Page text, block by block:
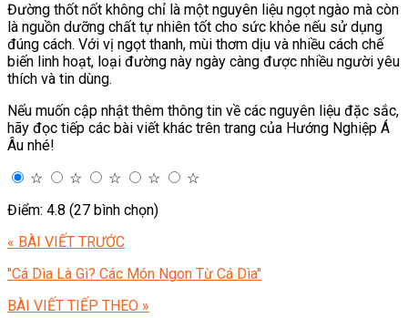
Đường thốt nốt không chỉ là một nguyên liệu ngọt ngào mà còn
là nguồn dưỡng chất tự nhiên tốt cho sức khỏe nếu sử dụng
đúng cách. Với vị ngọt thanh, mùi thơm dịu và nhiều cách chế
biến linh hoạt, loại đường này ngày càng được nhiều người yêu
thích và tin dùng.
Nếu muốn cập nhật thêm thông tin về các nguyên liệu đặc sắc,
hãy đọc tiếp các bài viết khác trên trang của Hướng Nghiệp Á
Âu nhé!
☆
☆ ☆ ☆
☆
Điểm: 4.8 (27 bình chọn)
« BÀI VIẾT TRƯỚC
"Cá Dìa Là Gì? Các Món Ngon Từ Cá Dìa"
BÀI VIẾT TIẾP THEO »